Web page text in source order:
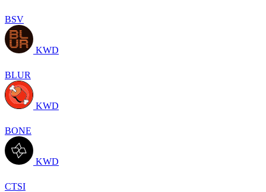
BSV
KWD
BLUR
KWD
BONE
KWD
CTSI